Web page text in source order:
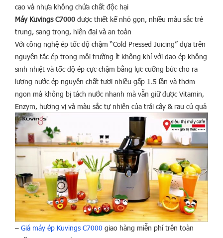
cao và nhựa không chứa chất độc hại
Máy Kuvings C7000 được thiết kế nhỏ gọn, nhiều màu sắc trẻ
trung, sang trọng, hiện đại và an toàn
Với công nghệ ép tốc độ chậm “Cold Pressed Juicing” dựa trên
nguyên tắc ép trong môi trường ít không khí với dao ép không
sinh nhiệt và tốc độ ép cực chậm bằng lực cưỡng bức cho ra
lượng nước ép nguyên chất tươi nhiều gấp 1.5 lần và thơm
ngon mà không bị tách nước nhanh mà vẫn giữ được Vitamin,
Enzym, hương vị và màu sắc tự nhiên của trái cây & rau củ quả
– Giá máy ép Kuvings C7000 giao hàng miễn phí trên toàn